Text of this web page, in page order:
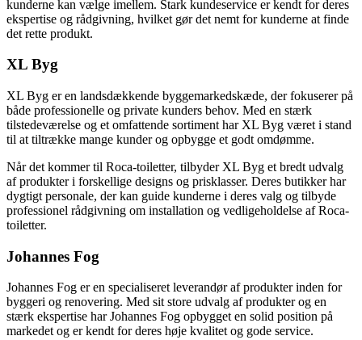
kunderne kan vælge imellem. Stark kundeservice er kendt for deres
ekspertise og rådgivning, hvilket gør det nemt for kunderne at finde
det rette produkt.
XL Byg
XL Byg er en landsdækkende byggemarkedskæde, der fokuserer på
både professionelle og private kunders behov. Med en stærk
tilstedeværelse og et omfattende sortiment har XL Byg været i stand
til at tiltrække mange kunder og opbygge et godt omdømme.
Når det kommer til Roca-toiletter, tilbyder XL Byg et bredt udvalg
af produkter i forskellige designs og prisklasser. Deres butikker har
dygtigt personale, der kan guide kunderne i deres valg og tilbyde
professionel rådgivning om installation og vedligeholdelse af Roca-
toiletter.
Johannes Fog
Johannes Fog er en specialiseret leverandør af produkter inden for
byggeri og renovering. Med sit store udvalg af produkter og en
stærk ekspertise har Johannes Fog opbygget en solid position på
markedet og er kendt for deres høje kvalitet og gode service.